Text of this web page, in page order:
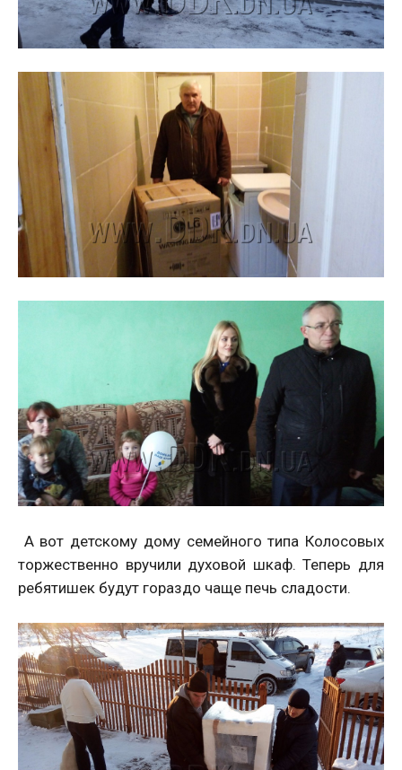
А вот детскому дому семейного типа Колосовых
торжественно вручили духовой шкаф. Теперь для
ребятишек будут гораздо чаще печь сладости.